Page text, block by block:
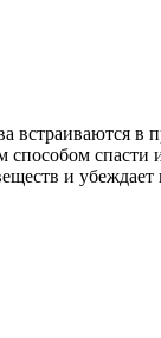
встраиваются в
способом спасти
и убеждает